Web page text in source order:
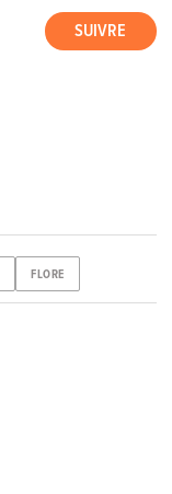
FLORE